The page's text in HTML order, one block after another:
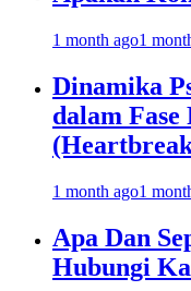
1 month ago1
Dinamika
dalam Fase
1 month ago1
Apa Dan
Hubungi